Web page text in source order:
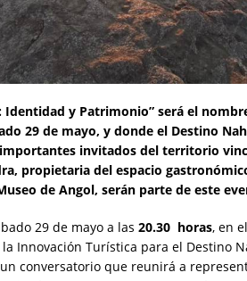
Identidad y Patrimonio” será el
29 de mayo, y donde el Destino
invitados del territorio
propietaria del espacio
de Angol, serán parte de este
29 de mayo a las 20.30 horas, en
Innovación Turística para el Destino
conversatorio que reunirá a